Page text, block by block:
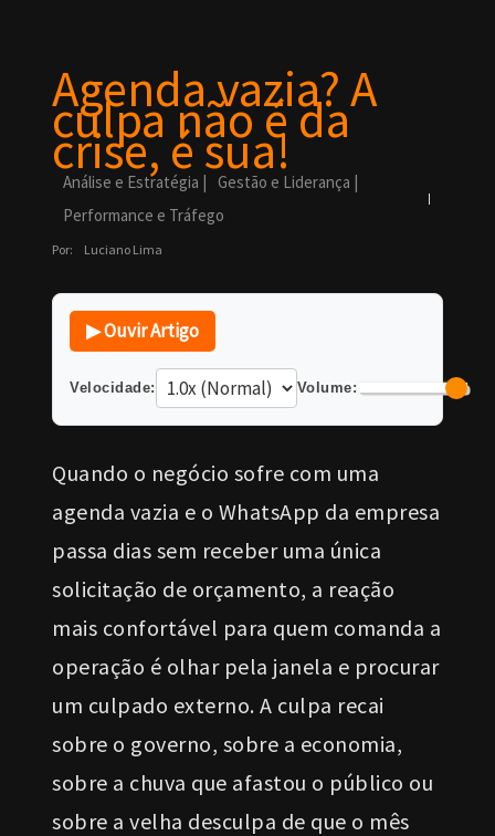
Agenda vazia? A
culpa não é da
crise, é sua!
Análise e Estratégia | Gestão e Liderança |
Performance e Tráfego
Por: Luciano Lima
▶ Ouvir Artigo
Velocidade: Volume:
Quando o negócio sofre com uma
agenda vazia e o WhatsApp da empresa
passa dias sem receber uma única
solicitação de orçamento, a reação
mais confortável para quem comanda a
operação é olhar pela janela e procurar
um culpado externo. A culpa recai
sobre o governo, sobre a economia,
sobre a chuva que afastou o público ou
sobre a velha desculpa de que o mês